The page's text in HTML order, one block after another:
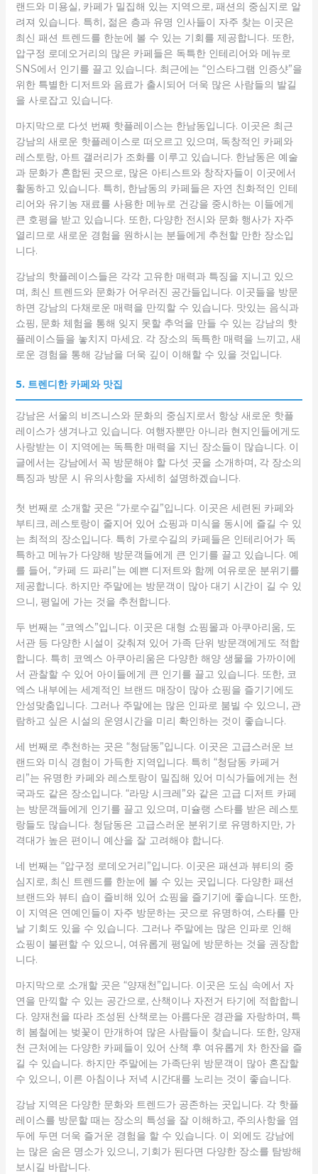
랜드와 미용실, 카페가 밀집해 있는 지역으로, 패션의 중심지로 알
려져 있습니다. 특히, 젊은 층과 유명 인사들이 자주 찾는 이곳은
최신 패션 트렌드를 한눈에 볼 수 있는 기회를 제공합니다. 또한,
압구정 로데오거리의 많은 카페들은 독특한 인테리어와 메뉴로
SNS에서 인기를 끌고 있습니다. 최근에는 “인스타그램 인증샷”을
위한 특별한 디저트와 음료가 출시되어 더욱 많은 사람들의 발길
을 사로잡고 있습니다.
마지막으로 다섯 번째 핫플레이스는 한남동입니다. 이곳은 최근
강남의 새로운 핫플레이스로 떠오르고 있으며, 독창적인 카페와
레스토랑, 아트 갤러리가 조화를 이루고 있습니다. 한남동은 예술
과 문화가 혼합된 곳으로, 많은 아티스트와 창작자들이 이곳에서
활동하고 있습니다. 특히, 한남동의 카페들은 자연 친화적인 인테
리어와 유기농 재료를 사용한 메뉴로 건강을 중시하는 이들에게
큰 호평을 받고 있습니다. 또한, 다양한 전시와 문화 행사가 자주
열리므로 새로운 경험을 원하시는 분들에게 추천할 만한 장소입
니다.
강남의 핫플레이스들은 각각 고유한 매력과 특징을 지니고 있으
며, 최신 트렌드와 문화가 어우러진 공간들입니다. 이곳들을 방문
하면 강남의 다채로운 매력을 만끽할 수 있습니다. 맛있는 음식과
쇼핑, 문화 체험을 통해 잊지 못할 추억을 만들 수 있는 강남의 핫
플레이스들을 놓치지 마세요. 각 장소의 독특한 매력을 느끼고, 새
로운 경험을 통해 강남을 더욱 깊이 이해할 수 있을 것입니다.
5. 트렌디한 카페와 맛집
강남은 서울의 비즈니스와 문화의 중심지로서 항상 새로운 핫플
레이스가 생겨나고 있습니다. 여행자뿐만 아니라 현지인들에게도
사랑받는 이 지역에는 독특한 매력을 지닌 장소들이 많습니다. 이
글에서는 강남에서 꼭 방문해야 할 다섯 곳을 소개하며, 각 장소의
특징과 방문 시 유의사항을 자세히 설명하겠습니다.
첫 번째로 소개할 곳은 “가로수길”입니다. 이곳은 세련된 카페와
부티크, 레스토랑이 줄지어 있어 쇼핑과 미식을 동시에 즐길 수 있
는 최적의 장소입니다. 특히 가로수길의 카페들은 인테리어가 독
특하고 메뉴가 다양해 방문객들에게 큰 인기를 끌고 있습니다. 예
를 들어, “카페 드 파리”는 예쁜 디저트와 함께 여유로운 분위기를
제공합니다. 하지만 주말에는 방문객이 많아 대기 시간이 길 수 있
으니, 평일에 가는 것을 추천합니다.
두 번째는 “코엑스”입니다. 이곳은 대형 쇼핑몰과 아쿠아리움, 도
서관 등 다양한 시설이 갖춰져 있어 가족 단위 방문객에게도 적합
합니다. 특히 코엑스 아쿠아리움은 다양한 해양 생물을 가까이에
서 관찰할 수 있어 아이들에게 큰 인기를 끌고 있습니다. 또한, 코
엑스 내부에는 세계적인 브랜드 매장이 많아 쇼핑을 즐기기에도
안성맞춤입니다. 그러나 주말에는 많은 인파로 붐빌 수 있으니, 관
람하고 싶은 시설의 운영시간을 미리 확인하는 것이 좋습니다.
세 번째로 추천하는 곳은 “청담동”입니다. 이곳은 고급스러운 브
랜드와 미식 경험이 가득한 지역입니다. 특히 “청담동 카페거
리”는 유명한 카페와 레스토랑이 밀집해 있어 미식가들에게는 천
국과도 같은 장소입니다. “라망 시크레”와 같은 고급 디저트 카페
는 방문객들에게 인기를 끌고 있으며, 미슐랭 스타를 받은 레스토
랑들도 많습니다. 청담동은 고급스러운 분위기로 유명하지만, 가
격대가 높은 편이니 예산을 잘 고려해야 합니다.
네 번째는 “압구정 로데오거리”입니다. 이곳은 패션과 뷰티의 중
심지로, 최신 트렌드를 한눈에 볼 수 있는 곳입니다. 다양한 패션
브랜드와 뷰티 숍이 즐비해 있어 쇼핑을 즐기기에 좋습니다. 또한,
이 지역은 연예인들이 자주 방문하는 곳으로 유명하여, 스타를 만
날 기회도 있을 수 있습니다. 그러나 주말에는 많은 인파로 인해
쇼핑이 불편할 수 있으니, 여유롭게 평일에 방문하는 것을 권장합
니다.
마지막으로 소개할 곳은 “양재천”입니다. 이곳은 도심 속에서 자
연을 만끽할 수 있는 공간으로, 산책이나 자전거 타기에 적합합니
다. 양재천을 따라 조성된 산책로는 아름다운 경관을 자랑하며, 특
히 봄철에는 벚꽃이 만개하여 많은 사람들이 찾습니다. 또한, 양재
천 근처에는 다양한 카페들이 있어 산책 후 여유롭게 차 한잔을 즐
길 수 있습니다. 하지만 주말에는 가족단위 방문객이 많아 혼잡할
수 있으니, 이른 아침이나 저녁 시간대를 노리는 것이 좋습니다.
강남 지역은 다양한 문화와 트렌드가 공존하는 곳입니다. 각 핫플
레이스를 방문할 때는 장소의 특성을 잘 이해하고, 주의사항을 염
두에 두면 더욱 즐거운 경험을 할 수 있습니다. 이 외에도 강남에
는 많은 숨은 명소가 있으니, 기회가 된다면 다양한 장소를 탐방해
보시길 바랍니다.